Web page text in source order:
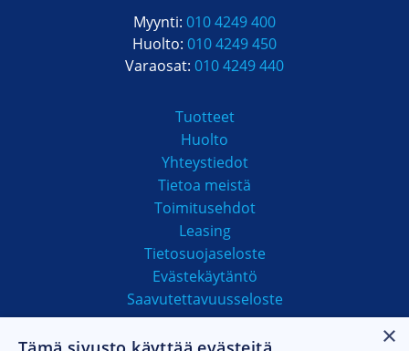
Myynti: 010 4249 400
Huolto: 010 4249 450
Varaosat: 010 4249 440
Tuotteet
Huolto
Yhteystiedot
Tietoa meistä
Toimitusehdot
Leasing
Tietosuojaseloste
Evästekäytäntö
Saavutettavuusseloste
×